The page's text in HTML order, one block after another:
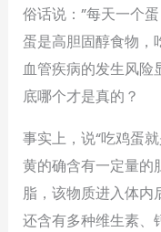
俗话说：”每天一个
蛋是高胆固醇食物，
血管疾病的发生风险
底哪个才是真的？
事实上，说“吃鸡蛋
黄的确含有一定量的
脂，该物质进入体内
还含有多种维生素、